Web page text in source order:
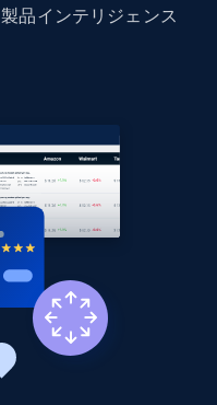
Initial
count, and
- Collect
Initial
count, and
品インテリジェンス